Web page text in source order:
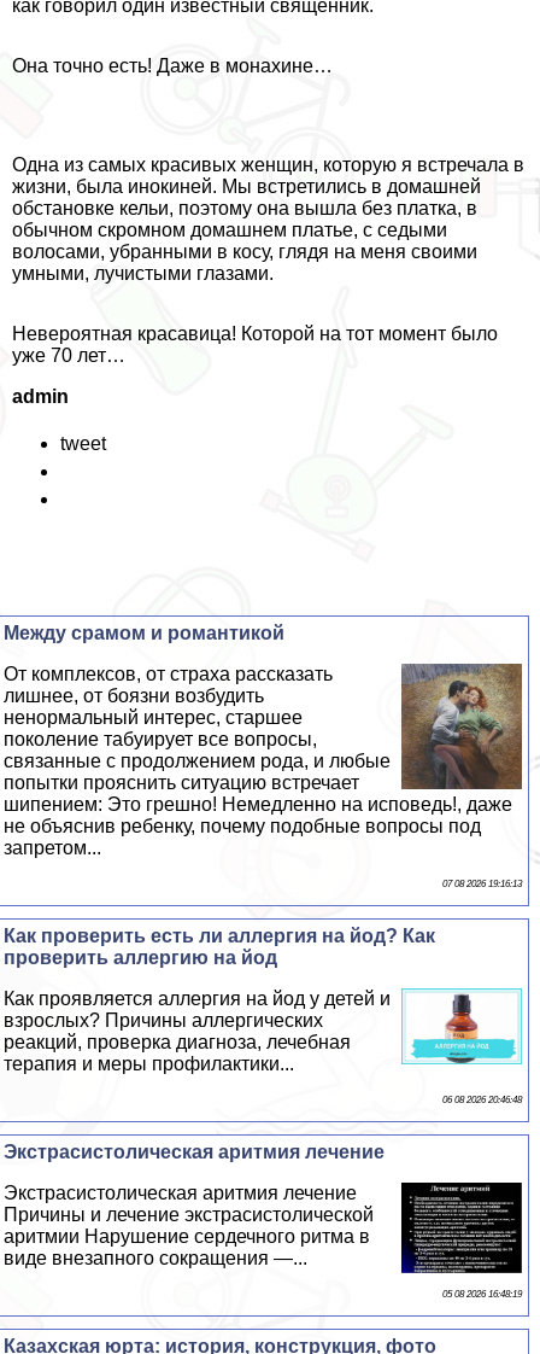
как говорил один известный священник.
Она точно есть! Даже в монахине…
Одна из самых красивых женщин, которую я встречала в
жизни, была инокиней. Мы встретились в домашней
обстановке кельи, поэтому она вышла без платка, в
обычном скромном домашнем платье, с седыми
волосами, убранными в косу, глядя на меня своими
умными, лучистыми глазами.
Невероятная красавица! Которой на тот момент было
уже 70 лет…
admin
tweet
Между срамом и романтикой
От комплексов, от стpaxa рассказать
лишнее, от боязни возбудить
нeнopмaльный интерес, старшее
поколение табуирует все вопросы,
связанные с продолжением рода, и любые
попытки прояснить ситуацию встречает
шипением: Это грешно! Немедленно на исповедь!, даже
не объяснив ребенку, почему подобные вопросы под
запретом...
07 08 2026 19:16:13
Как проверить есть ли аллергия на йод? Как
проверить аллергию на йод
Как проявляется аллергия на йод у детей и
взрослых? Причины аллергических
реакций, проверка диагноза, лечебная
терапия и меры профилактики...
06 08 2026 20:46:48
Экстрасистолическая аритмия лечение
Экстрасистолическая аритмия лечение
Причины и лечение экстрасистолической
аритмии Нарушение сердечного ритма в
виде внезапного сокращения —...
05 08 2026 16:48:19
Казахская юрта: история, конструкция, фото